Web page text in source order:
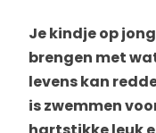
Je kindje op
brengen met
levens kan
is zwemmen